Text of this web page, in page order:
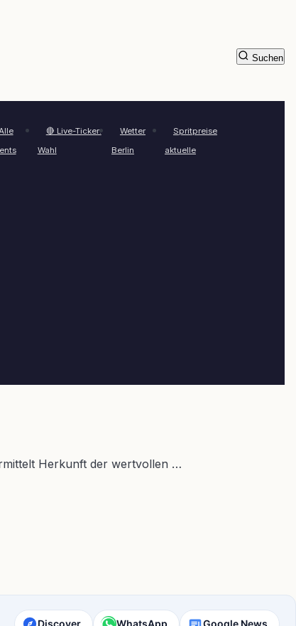
🔴 Live-Ticker:
Wahl
Wetter
Berlin
Spritpreise
aktuelle
Suchen
Herkunft der wertvollen …
Discover WhatsApp Google News